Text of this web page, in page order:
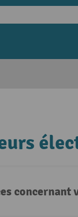
concernant